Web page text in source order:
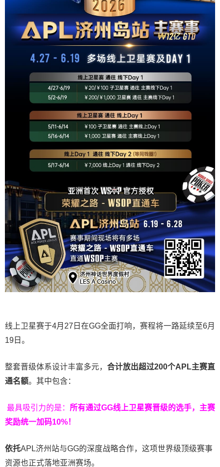
线上卫星赛于4月27日在GG全面打响，赛程将一路延续至6月
19日。
整套晋级体系设计丰富多元， 合计放出超过200个APL主赛直
通名额。其中包含：
最具吸引力的是： 所有通过GG线上卫星赛晋级的选手，主赛
奖励统一加码10%！
依托APL济州站与GG的深度战略合作，这项世界级顶级赛事
资源也正式落地亚洲赛场。